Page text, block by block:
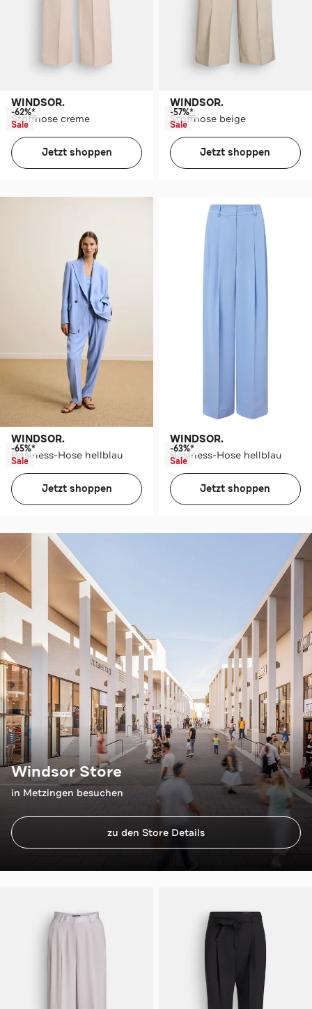
WINDSOR.
Stoffhose creme
-62%*
Sale
Jetzt shoppen
WINDSOR.
Stoffhose beige
-57%*
Sale
Jetzt shoppen
WINDSOR.
Business-Hose hellblau
-65%*
Sale
Jetzt shoppen
WINDSOR.
Business-Hose hellblau
-63%*
Sale
Jetzt shoppen
Windsor Store
in Metzingen besuchen
zu den Store Details